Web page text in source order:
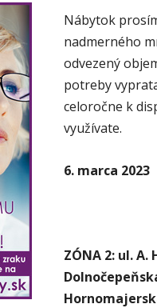
Nábytok
nadmerného
odvezený
potreby
celoročne k
využívate.
6. marca 2023
ZÓNA 2: ul.